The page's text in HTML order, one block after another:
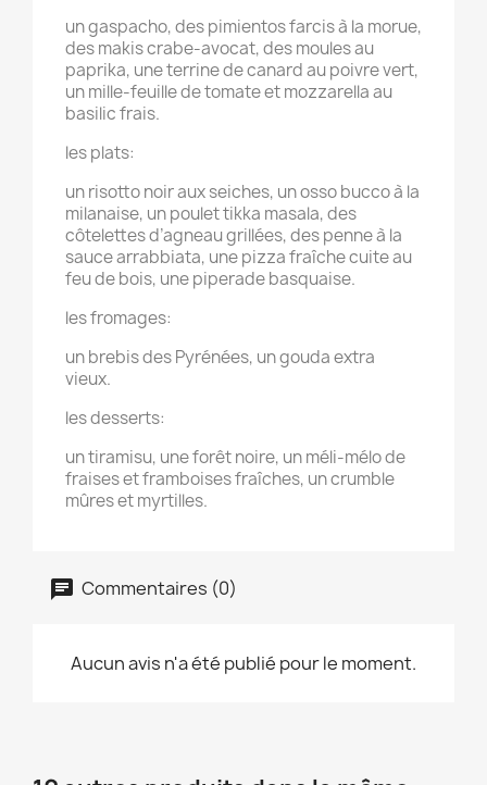
un gaspacho, des pimientos farcis à la morue,
des makis crabe-avocat, des moules au
paprika, une terrine de canard au poivre vert,
un mille-feuille de tomate et mozzarella au
basilic frais.
les plats:
un risotto noir aux seiches, un osso bucco à la
milanaise, un poulet tikka masala, des
côtelettes d’agneau grillées, des penne à la
sauce arrabbiata, une pizza fraîche cuite au
feu de bois, une piperade basquaise.
les fromages:
un brebis des Pyrénées, un gouda extra
vieux.
les desserts:
un tiramisu, une forêt noire, un méli-mélo de
fraises et framboises fraîches, un crumble
mûres et myrtilles.
Commentaires (0)
Aucun avis n'a été publié pour le moment.